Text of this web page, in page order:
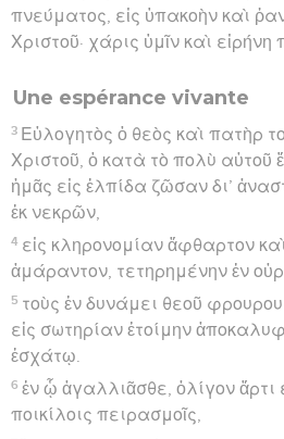
πνεύματος, εἰς ὑπακοὴν καὶ
Χριστοῦ· χάρις ὑμῖν καὶ εἰρήνη
Une espérance vivante
3 Εὐλογητὸς ὁ θεὸς καὶ πατὴρ
Χριστοῦ, ὁ κατὰ τὸ πολὺ αὐτοῦ
ἡμᾶς εἰς ἐλπίδα ζῶσαν δι’
ἐκ νεκρῶν,
4 εἰς κληρονομίαν ἄφθαρτον
ἀμάραντον, τετηρημένην ἐν
5 τοὺς ἐν δυνάμει θεοῦ
εἰς σωτηρίαν ἑτοίμην
ἐσχάτῳ.
6 ἐν ᾧ ἀγαλλιᾶσθε, ὀλίγον ἄρτι
ποικίλοις πειρασμοῖς,